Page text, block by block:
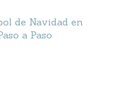
de Navidad en
a Paso